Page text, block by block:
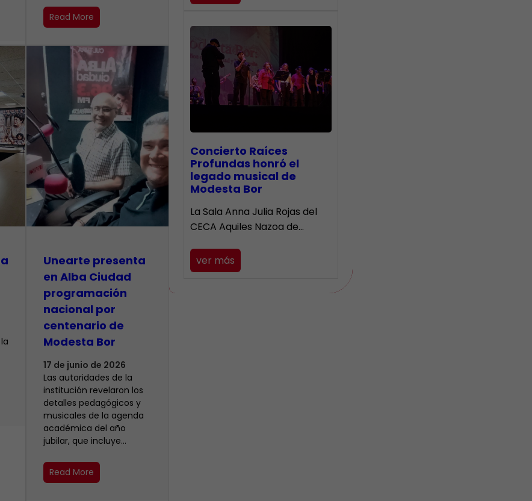
Read More
​Unearte presenta
en Alba Ciudad
programación
nacional por
centenario de
Modesta Bor
17 de junio de 2026
Las autoridades de la
institución revelaron los
detalles pedagógicos y
musicales de la agenda
académica del año
jubilar, que incluye…
Read More
​Concierto Raíces
Profundas honró el
legado musical de
Modesta Bor
La Sala Anna Julia Rojas del
CECA Aquiles Nazoa de…
ver más